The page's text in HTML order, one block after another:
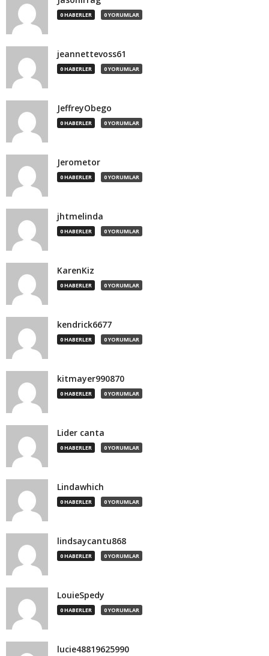
0 HABERLER 0 YORUMLAR
jeannettevoss61
0 HABERLER 0 YORUMLAR
JeffreyObego
0 HABERLER 0 YORUMLAR
Jerometor
0 HABERLER 0 YORUMLAR
jhtmelinda
0 HABERLER 0 YORUMLAR
KarenKiz
0 HABERLER 0 YORUMLAR
kendrick6677
0 HABERLER 0 YORUMLAR
kitmayer990870
0 HABERLER 0 YORUMLAR
Lider canta
0 HABERLER 0 YORUMLAR
Lindawhich
0 HABERLER 0 YORUMLAR
lindsaycantu868
0 HABERLER 0 YORUMLAR
LouieSpedy
0 HABERLER 0 YORUMLAR
lucie48819625990